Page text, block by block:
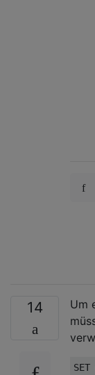
14
Um
SET